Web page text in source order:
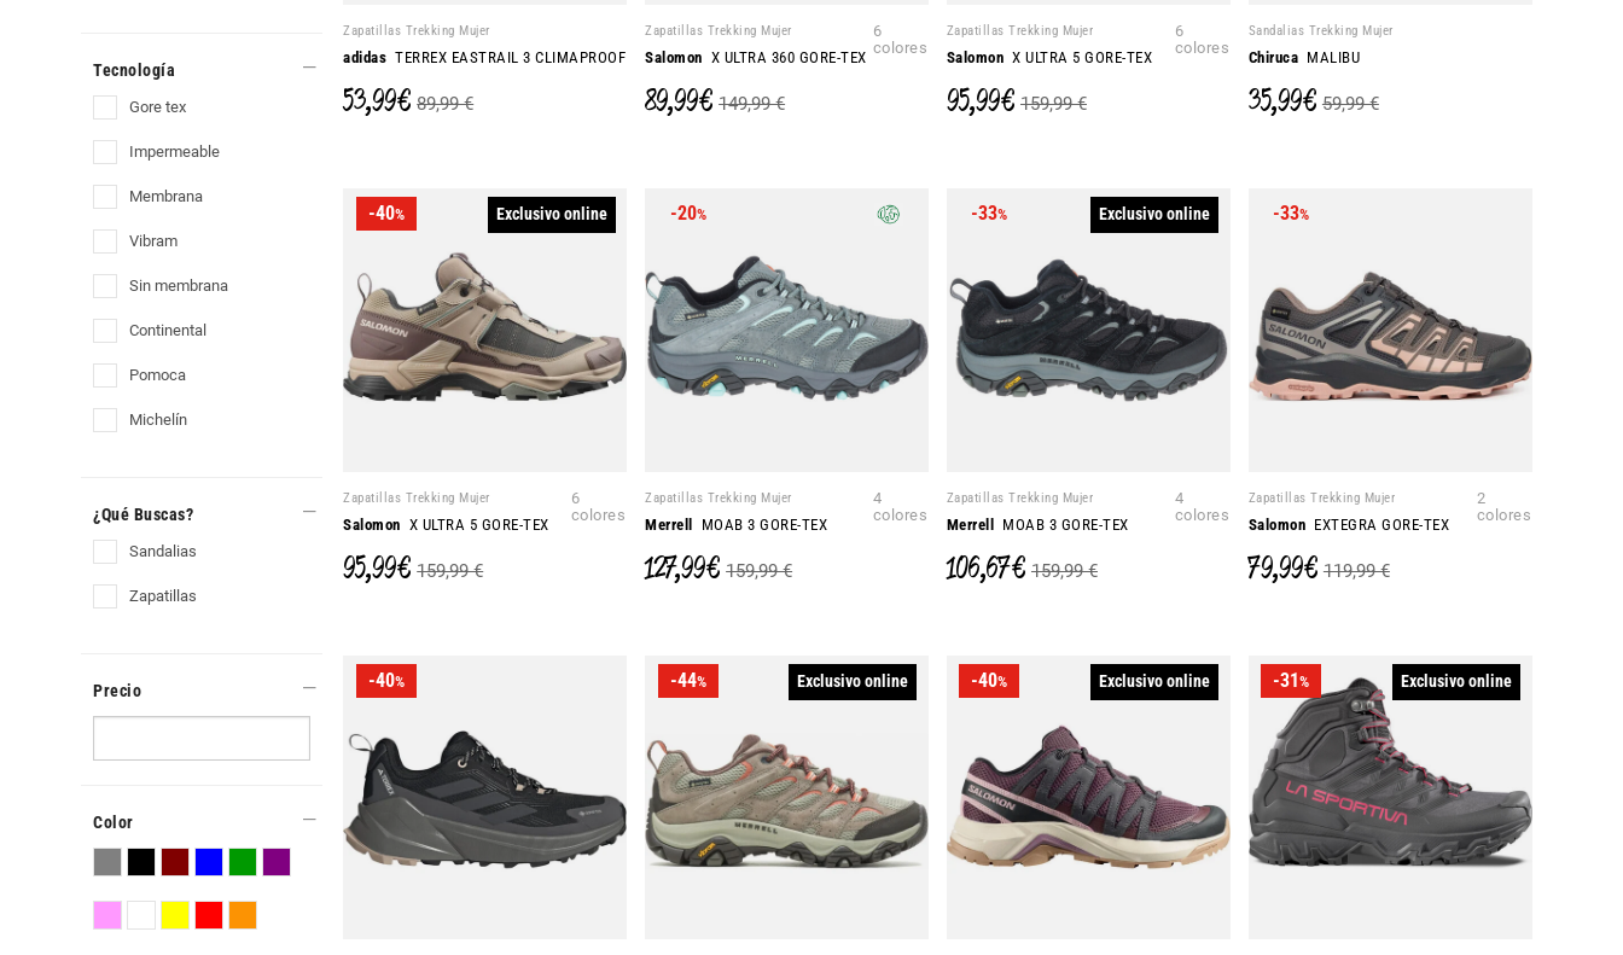
Zapatillas Trekking Mujer
adidas TERREX EASTRAIL 3 CLIMAPROOF
53,99 € 89,99 €
Zapatillas Trekking Mujer
Salomon X ULTRA 360 GORE-TEX
6
colores
89,99 € 149,99 €
Zapatillas Trekking Mujer
Salomon X ULTRA 5 GORE-TEX
6
colores
95,99 € 159,99 €
Sandalias Trekking Mujer
Chiruca MALIBU
35,99 € 59,99 €
-40% Exclusivo online
Zapatillas Trekking Mujer
Salomon X ULTRA 5 GORE-TEX
6
colores
95,99 € 159,99 €
-20%
Zapatillas Trekking Mujer
Merrell MOAB 3 GORE-TEX
4
colores
127,99 € 159,99 €
-33% Exclusivo online
Zapatillas Trekking Mujer
Merrell MOAB 3 GORE-TEX
4
colores
106,67 € 159,99 €
-33%
Zapatillas Trekking Mujer
Salomon EXTEGRA GORE-TEX
2
colores
79,99 € 119,99 €
-40% -44% Exclusivo online -40% Exclusivo online -31% Exclusivo online
Tecnología
gore tex
impermeable
membrana
vibram
sin membrana
continental
pomoca
michelín
¿Qué Buscas?
sandalias
zapatillas
Precio
Color